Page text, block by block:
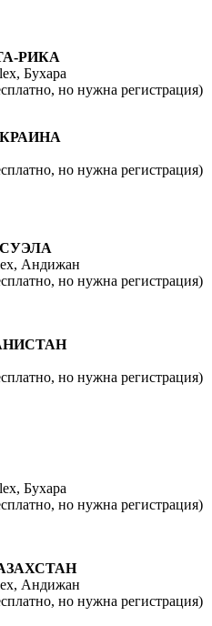
РИКА
Бухара
но нужна регистрация)
но нужна регистрация)
Андижан
но нужна регистрация)
но нужна регистрация)
Бухара
но нужна регистрация)
Андижан
но нужна регистрация)